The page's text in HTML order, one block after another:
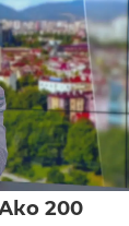
200